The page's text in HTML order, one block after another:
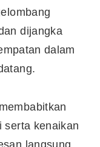
dijangka
dalam
serta kenaikan
langsung